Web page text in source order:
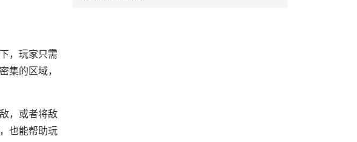
，玩家只需
集的区域，
，或者将敌
也能帮助玩